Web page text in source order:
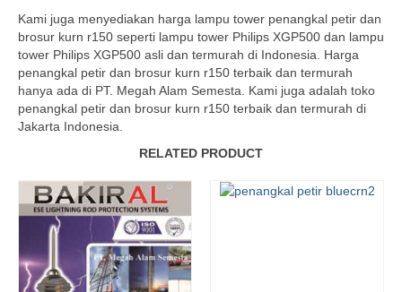
Kami juga menyediakan harga lampu tower penangkal petir dan
brosur kurn r150 seperti lampu tower Philips XGP500 dan lampu
tower Philips XGP500 asli dan termurah di Indonesia. Harga
penangkal petir dan brosur kurn r150 terbaik dan termurah
hanya ada di PT. Megah Alam Semesta. Kami juga adalah toko
penangkal petir dan brosur kurn r150 terbaik dan termurah di
Jakarta Indonesia.
RELATED PRODUCT